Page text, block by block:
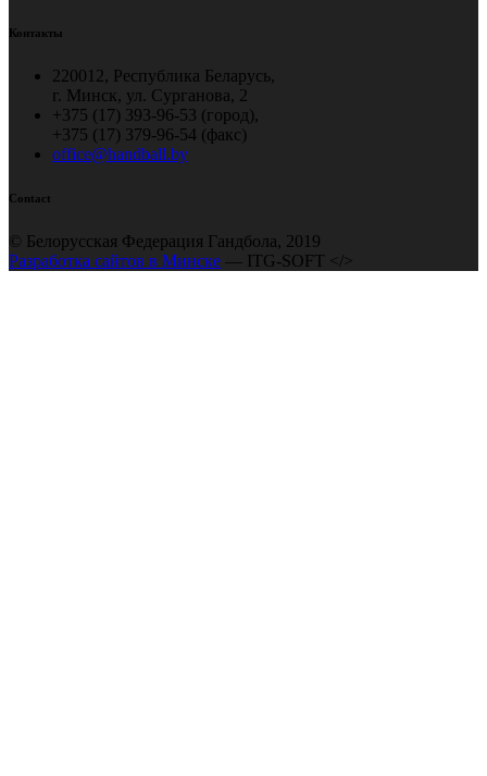
Контакты
220012, Республика Беларусь,
г. Минск, ул. Сурганова, 2
+375 (17) 393-96-53 (город),
+375 (17) 379-96-54 (факс)
office@handball.by
Contact
© Белорусская Федерация Гандбола, 2019
Разработка сайтов в Минске — ITG-SOFT </>